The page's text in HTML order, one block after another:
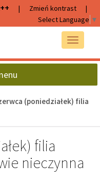
| Zmień kontrast
|
Select Language ▼
Przełącz
(poniedziałek) filia
filia
nieczynna